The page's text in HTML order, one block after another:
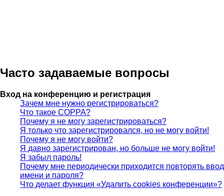
Часто задаваемые вопросы
Вход на конференцию и регистрация
Зачем мне нужно регистрироваться?
Что такое COPPA?
Почему я не могу зарегистрироваться?
Я только что зарегистрировался, но не могу войти!
Почему я не могу войти?
Я давно зарегистрирован, но больше не могу войти!
Я забыл пароль!
Почему мне периодически приходится повторять ввод
имени и пароля?
Что делает функция «Удалить cookies конференции»?